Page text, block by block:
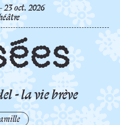
au
23 octobre
oct. 2026
- la vie brève
à 08:00